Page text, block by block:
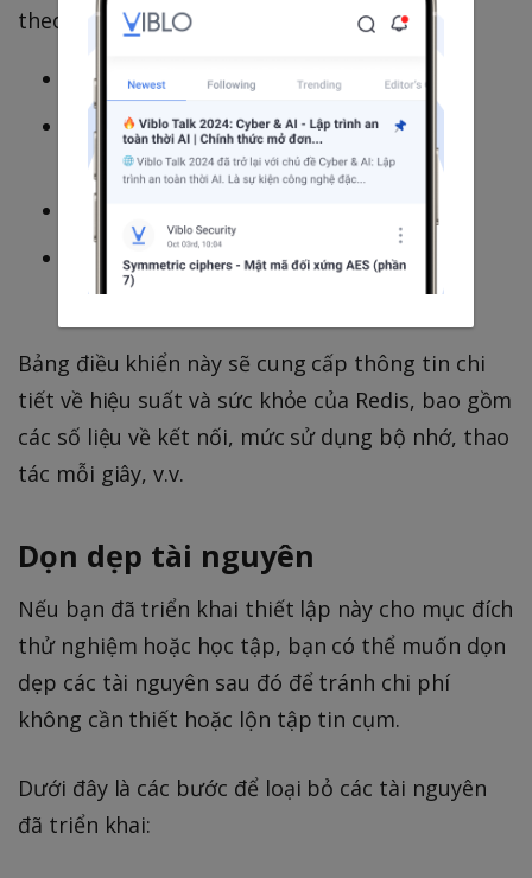
theo các bước sau:
Đăng nhập vào Grafana
Nhấp vào biểu tượng "Bảng điều khiển"
trong thanh bên trái
Tìm kiếm bảng điều khiển có tên "Bảng
điều khiển Redis cho Prometheus"
Bảng điều khiển này sẽ cung cấp thông tin chi
tiết về hiệu suất và sức khỏe của Redis, bao gồm
các số liệu về kết nối, mức sử dụng bộ nhớ, thao
tác mỗi giây, v.v.
Dọn dẹp tài nguyên
Nếu bạn đã triển khai thiết lập này cho mục đích
thử nghiệm hoặc học tập, bạn có thể muốn dọn
dẹp các tài nguyên sau đó để tránh chi phí
không cần thiết hoặc lộn tập tin cụm.
Dưới đây là các bước để loại bỏ các tài nguyên
đã triển khai: